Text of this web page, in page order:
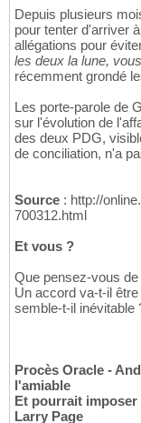
Depuis plusieurs
pour tenter d'arriver
allégations pour
les deux la lune,
récemment grondé
Les porte-parole de
sur l'évolution de
des deux PDG,
de conciliation, n'a
Source : http://
700312.html
Et vous ?
Que pensez-vous
Un accord va-t-il
semble-t-il inévitable
Procès Oracle -
l'amiable
Et pourrait
Larry Page